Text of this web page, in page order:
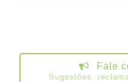
Fale
Sugestões,